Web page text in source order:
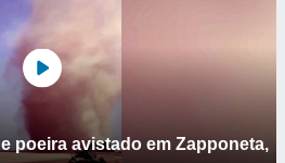
poeira avistado em Zapponeta,